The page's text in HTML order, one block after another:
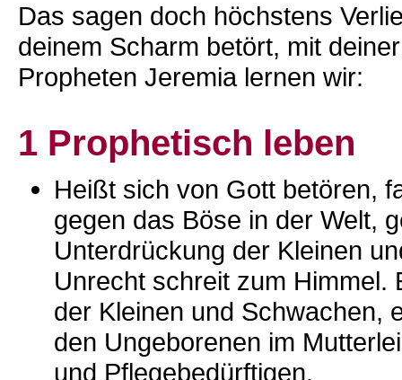
Das sagen doch höchstens
deinem Scharm betört, mit
Propheten Jeremia lernen wir:
1 Prophetisch leben
Heißt sich von Gott betören,
gegen das Böse in der Welt,
Unterdrückung der Kleinen
Unrecht schreit zum Himmel.
der Kleinen und Schwachen,
den Ungeborenen im
und Pflegebedürftigen.